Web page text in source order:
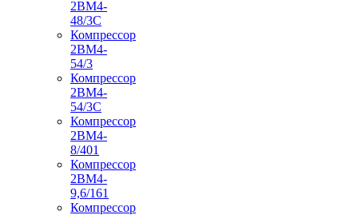
2ВМ4-
48/3С
Компрессор
2ВМ4-
54/3
Компрессор
2ВМ4-
54/3С
Компрессор
2ВМ4-
8/401
Компрессор
2ВМ4-
9,6/161
Компрессор